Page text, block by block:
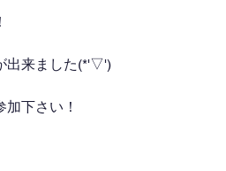
出来ました(*'▽')
下さい！